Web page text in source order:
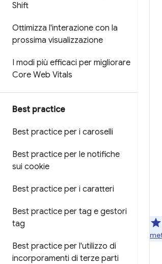
Shift
Ottimizza l'interazione con la
prossima visualizzazione
I modi più efficaci per migliorare
Core Web Vitals
Best practice
Best practice per i caroselli
Best practice per le notifiche
sui cookie
Best practice per i caratteri
Best practice per tag e gestori
tag
Best practice per l'utilizzo di
incorporamenti di terze parti